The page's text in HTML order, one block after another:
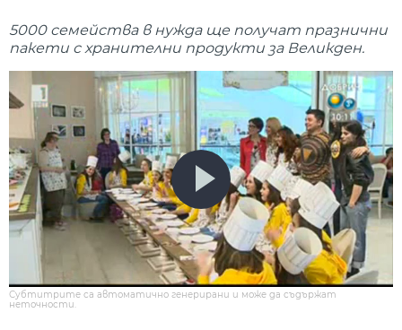
5000 семейства в нужда ще получат празнични
пакети с хранителни продукти за Великден.
Субтитрите са автоматично генерирани и може да съдържат
неточности.